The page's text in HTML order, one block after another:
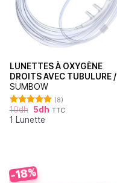
LUNETTES À OXYGÈNE
DROITS AVEC TUBULURE /
SUMBOW
Note
4.88
sur 5
(8)
10dh 5dh TTC
1 Lunette
-18%